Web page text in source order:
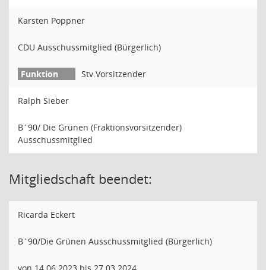
Karsten Poppner
CDU Ausschussmitglied (Bürgerlich)
Stv.Vorsitzender
Ralph Sieber
B´90/ Die Grünen (Fraktionsvorsitzender)
Ausschussmitglied
Mitgliedschaft beendet:
Ricarda Eckert
B`90/Die Grünen Ausschussmitglied (Bürgerlich)